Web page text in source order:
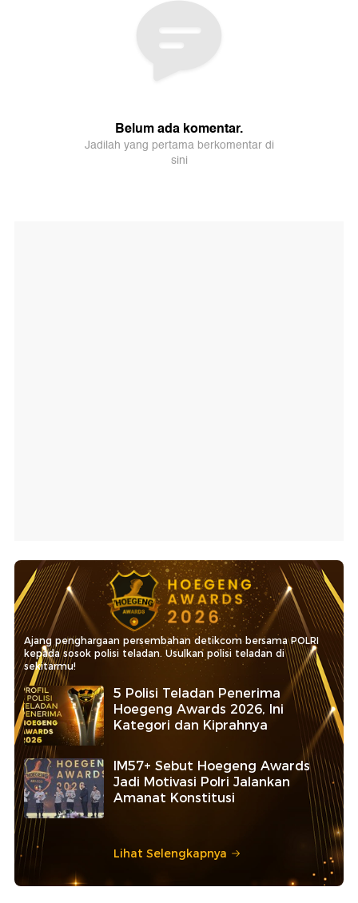
Ajang penghargaan persembahan detikcom bersama POLRI
kepada sosok polisi teladan. Usulkan polisi teladan di
sekitarmu!
5 Polisi Teladan Penerima
Hoegeng Awards 2026, Ini
Kategori dan Kiprahnya
IM57+ Sebut Hoegeng Awards
Jadi Motivasi Polri Jalankan
Amanat Konstitusi
Lihat Selengkapnya